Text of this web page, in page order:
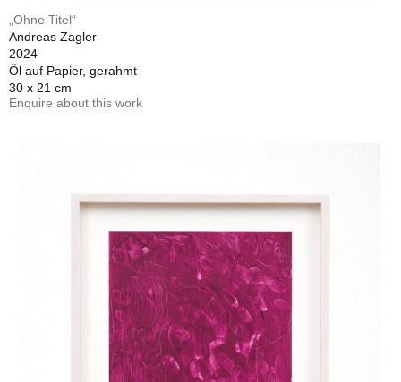
„Ohne Titel“
Andreas Zagler
2024
Öl auf Papier, gerahmt
30 x 21 cm
Enquire about this work